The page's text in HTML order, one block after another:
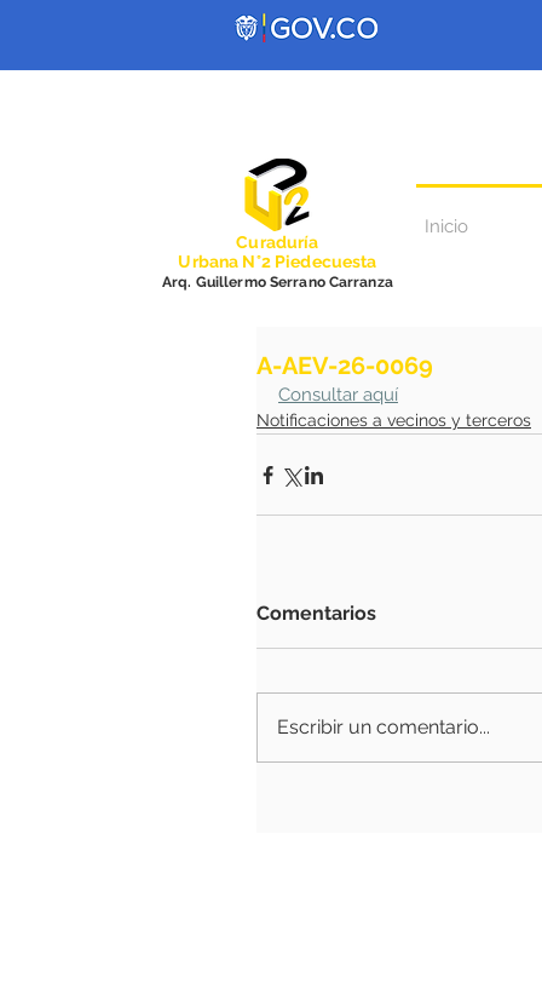
Inicio
Curaduría
Urbana N°2 Piedecuesta
Arq. Guillermo Serrano Carranza
A-AEV-26-0069
Consultar aquí
Notificaciones a vecinos y terceros
Comentarios
Escribir un comentario...